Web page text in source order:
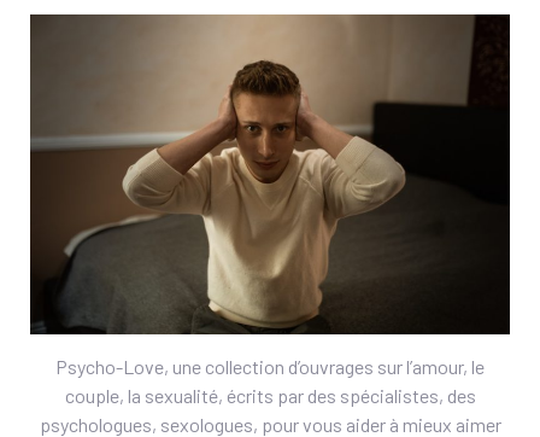
Psycho-Love, une collection d’ouvrages sur l’amour, le
couple, la sexualité, écrits par des spécialistes, des
psychologues, sexologues, pour vous aider à mieux aimer